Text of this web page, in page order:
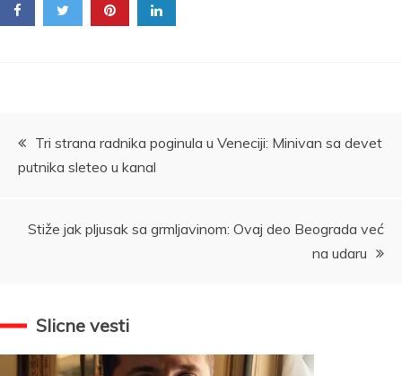
Kretanje
članka
Tri strana radnika poginula u Veneciji: Minivan sa devet
putnika sleteo u kanal
Stiže jak pljusak sa grmljavinom: Ovaj deo Beograda već
na udaru
Slicne vesti